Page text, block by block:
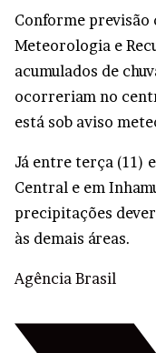
Conforme previsão
Meteorologia e
acumulados de
ocorreriam no
está sob aviso
Já entre terça (11)
Central e em
precipitações
às demais áreas.
Agência Brasil